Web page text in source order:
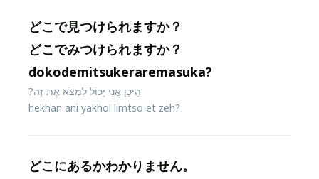
どこで見つけられますか？
どこでみつけられますか？
dokodemitsukeraremasuka?
הֵיכָן אֲנִי יָכוֹל לִמְצֹא אֶת זֶה?
hekhan ani yakhol limtso et zeh?
どこにあるかわかりません。